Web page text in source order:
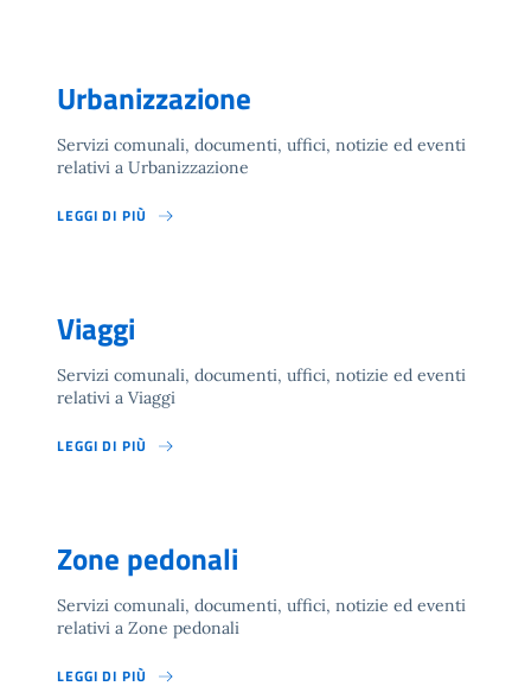
Urbanizzazione
Servizi comunali, documenti, uffici, notizie ed eventi
relativi a Urbanizzazione
LEGGI DI PIÙ
Viaggi
Servizi comunali, documenti, uffici, notizie ed eventi
relativi a Viaggi
LEGGI DI PIÙ
Zone pedonali
Servizi comunali, documenti, uffici, notizie ed eventi
relativi a Zone pedonali
LEGGI DI PIÙ